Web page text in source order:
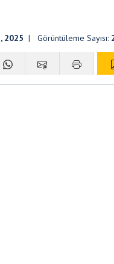
2025 | Görüntüleme Sayısı: